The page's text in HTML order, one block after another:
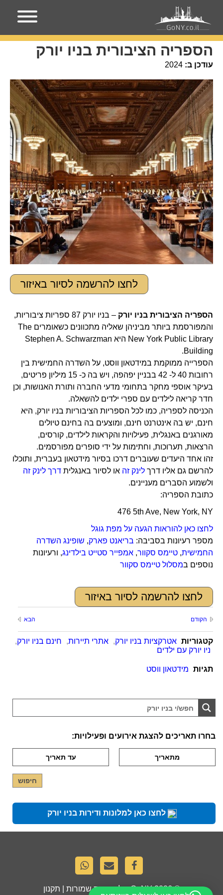
עמוד הבית מקומות בניו-יורק
הספריה הציבורית בניו יורק
עודכן ב: 2024
לחצו להרשמה לסיור באיזור
הספריה הציבורית בניו יורק
– בניו יורק 87 ספריות ציבוריות,
והמפורסמת ביותר מביניהן שאליה מתכוונים כשאומרים The
New York Public Library היא Stephen A. Schwarzman
Building.
הספרייה ממוקמת במידטאון ווסט, על השדרה החמישית בין
רחובות 40 ל- 42 בבניין יפהפה, ויש בה כ- 15 מיליון פריטים,
בעיקר אוספי מחקר בתחומי מדעי החברה ותורת האנושות, וכן
חדר קריאה לילדים עם ספרי ילדים להשאלה.
הכניסה לספריה, כמו לכל הספריות הציבוריות בניו יורק, היא
חינם, יש בה אינטרנט חינם, ומוצעים בה בחינם טיולים
מאורגנים באנגלית, פעילויות והקראות לילדים, קורסים,
הרצאות, תערוכות, וחתימות על ידי סופרים מפורסמים.
זהו אחד היעדים שעוברים דרכו בסיור מידטאון בעברית, ותוכלו
להרשם גם אליו דרך לינק זה או לסיור באנגלית דרך לינק זה
ולשמוע הסברים מעניינים.
כתובת הספריה:
476 5th Ave, New York, NY
לחצו כאן להוראות הגעה על מפת גוגל
מספר רעיונות בסביבה: בריאנט פארק, שופינג השדרה
החמישית, טיימס סקוור, אמפייר סטייט בילדינג, ורעיונות
נוספים במסלול טיימס סקוור
לחצו להרשמה לסיור באיזור
הקודם הבא
קטגוריות אטרקציות בניו יורק, אתרי תיירות, חינם בניו יורק,
ניו יורק עם ילדים
תגיות מידטאון ווסט
בחרו תאריכים להצגת אירועים ופעילויות:
לחצו כאן למלונות ודירות בניו יורק
© 2026
GoNY. כל הזכויות שמורות | תקנון